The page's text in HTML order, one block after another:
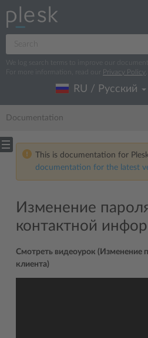
We log search terms to improve our
For more information, read our
Privacy Policy
RU / Русский
Documentation
This is documentation for
documentation for the latest
Изменение
контактной
Смотреть видеоурок (Изменение
клиента)